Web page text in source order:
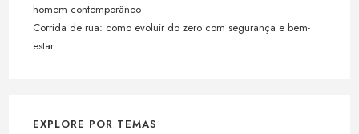
homem contemporâneo
Corrida de rua: como evoluir do zero com segurança e bem-
estar
EXPLORE POR TEMAS